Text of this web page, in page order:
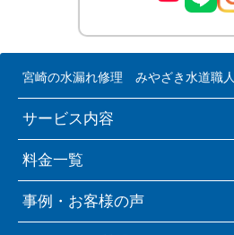
宮崎の水漏れ修理 みやざき水道職人
サービス内容
料金一覧
事例・お客様の声